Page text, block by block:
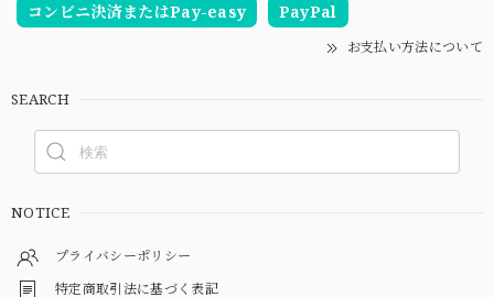
コンビニ決済またはPay-easy PayPal
お支払い方法について
SEARCH
NOTICE
プライバシーポリシー
特定商取引法に基づく表記